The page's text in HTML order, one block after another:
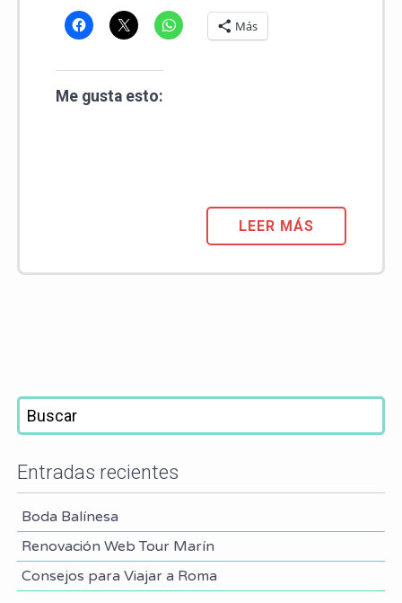
Más
Me gusta esto:
LEER MÁS
Entradas recientes
Boda Balínesa
Renovación Web Tour Marín
Consejos para Viajar a Roma